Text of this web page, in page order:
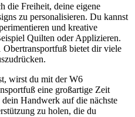
die Freiheit, deine eigene
zu personalisieren. Du kannst
und kreative
Quilten oder Applizieren.
bietet dir viele
wirst du mit der W6
eine großartige Zeit
Handwerk auf die nächste
zu holen, die du